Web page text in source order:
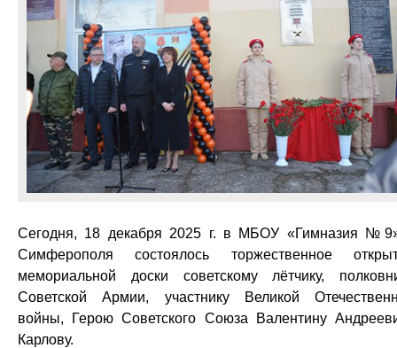
Сегодня, 18 декабря 2025 г. в МБОУ «Гимназия
Симферополя состоялось торжественное
мемориальной доски советскому лётчику,
Советской Армии, участнику Великой
войны, Герою Советского Союза Валентину
Карлову.